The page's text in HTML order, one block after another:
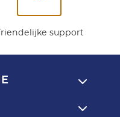
support